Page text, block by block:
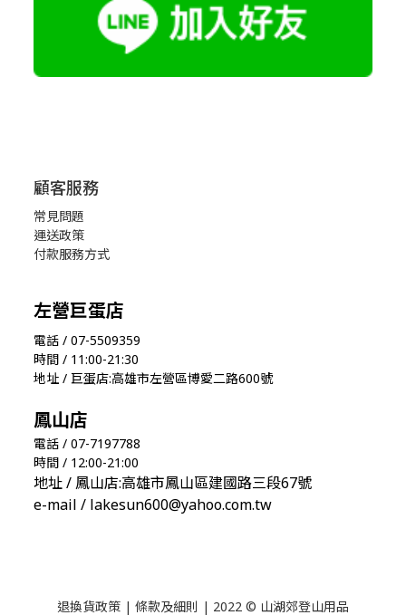
顧客服務
常見問題
運送政策
付款服務方式
左營巨蛋店
電話 / 07-5509359
時間 / 11:00-21:30
地址 / 巨蛋店:高雄市左營區博愛二路600號
鳳山店
電話 / 07-7197788
時間 / 12:00-21:00
地址 / 鳳山店:高雄市鳳山區建國路三段67號
e-mail / lakesun600@yahoo.com.tw
退換貨政策 | 條款及細則 | 2022 © 山湖郊登山用品